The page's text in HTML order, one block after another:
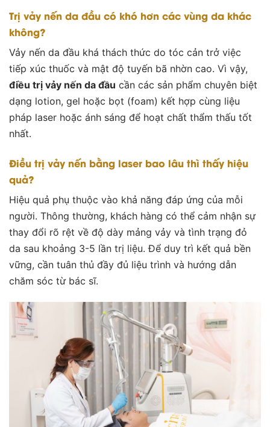
Trị vảy nến da đầu có khó hơn các vùng da khác
không?
Vảy nến da đầu khá thách thức do tóc cản trở việc
tiếp xúc thuốc và mật độ tuyến bã nhờn cao. Vì vậy,
điều trị vảy nến da đầu cần các sản phẩm chuyên biệt
dạng lotion, gel hoặc bọt (foam) kết hợp cùng liệu
pháp laser hoặc ánh sáng để hoạt chất thẩm thấu tốt
nhất.
Điều trị vảy nến bằng laser bao lâu thì thấy hiệu
quả?
Hiệu quả phụ thuộc vào khả năng đáp ứng của mỗi
người. Thông thường, khách hàng có thể cảm nhận sự
thay đổi rõ rệt về độ dày mảng vảy và tình trạng đỏ
da sau khoảng 3-5 lần trị liệu. Để duy trì kết quả bền
vững, cần tuân thủ đầy đủ liệu trình và hướng dẫn
chăm sóc từ bác sĩ.